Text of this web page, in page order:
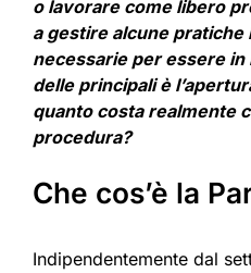
o lavorare come libero
a gestire alcune
necessarie per essere in
delle principali è
quanto costa realmente
procedura?
Che cos’è la
Indipendentemente dal